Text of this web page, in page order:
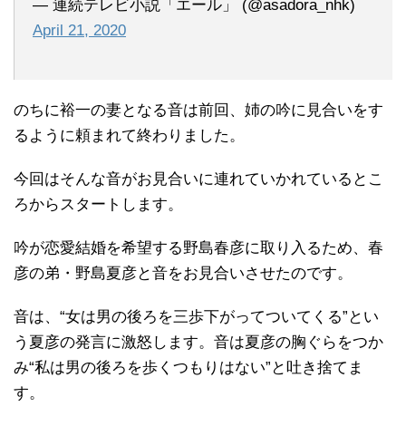
— 連続テレビ小説「エール」 (@asadora_nhk)
April 21, 2020
のちに裕一の妻となる音は前回、姉の吟に見合いをす
るように頼まれて終わりました。
今回はそんな音がお見合いに連れていかれているとこ
ろからスタートします。
吟が恋愛結婚を希望する野島春彦に取り入るため、春
彦の弟・野島夏彦と音をお見合いさせたのです。
音は、“女は男の後ろを三歩下がってついてくる”とい
う夏彦の発言に激怒します。音は夏彦の胸ぐらをつか
み“私は男の後ろを歩くつもりはない”と吐き捨てま
す。